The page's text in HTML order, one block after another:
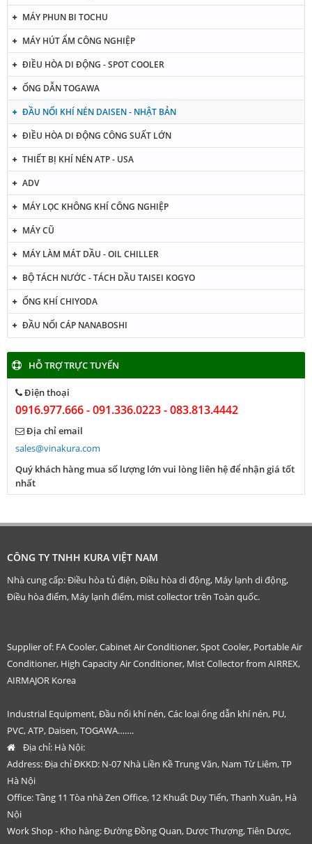
MÁY PHUN BI TOCHU
MÁY HÚT ẨM CÔNG NGHIỆP
ĐIỀU HÒA DI ĐỘNG - SPOT COOLER
ỐNG DẪN TOGAWA
ĐẦU NỐI KHÍ NÉN DAISEN - NHẬT BẢN
ĐIỀU HÒA DI ĐỘNG CÔNG SUẤT LỚN
THIẾT BỊ KHÍ NÉN ATP - USA
ADV
MÁY LỌC KHÔNG KHÍ CÔNG NGHIỆP
MÁY CŨ
MÁY LÀM MÁT DẦU - OIL CHILLER
BỘ TÁCH NƯỚC - TÁCH DẦU TAISEI KOGYO
ỐNG KHÍ CHIYODA
ĐẦU NỐI CÁP NANABOSHI
HỖ TRỢ TRỰC TUYẾN
Điện thoại
0916.977.666 - 091.336.0223 - 083.813.4442
Địa chỉ email
sales@vinakura.com
Quý khách hàng mua số lượng lớn vui lòng liên hệ để nhận giá tốt
nhất
CÔNG TY TNHH KURA VIỆT NAM
Nhà cung cấp: Điều hòa tủ điện, Điều hòa di động, Máy lạnh di động,
Điều hòa điểm, Máy lạnh điểm, mist collector trên Toàn quốc.
Supplier of: FA Cooler, Cabinet Air Conditioner, Spot Cooler, Portable Air
Conditioner, High Capacity Air Conditioner, Mist Collector from AIRREX,
AIRMAJOR Korea
Industrial Equipment, Đầu nối khí nén, Các loại ống dẫn khí nén, PU,
PVC, ATP, Daisen, TOGAWA…….
Địa chỉ: Hà Nội:
Address: Địa chỉ ĐKKD: N-07 Nhà Liền Kề Trung Văn, Nam Từ Liêm, TP
Hà Nội
Office: Tầng 11 Tòa nhà Zen Office, 12 Khuất Duy Tiến, Thanh Xuân, Hà
Nội
Work Shop - Kho hàng: Đường Đồng Quan, Dược Thượng, Tiên Dược,